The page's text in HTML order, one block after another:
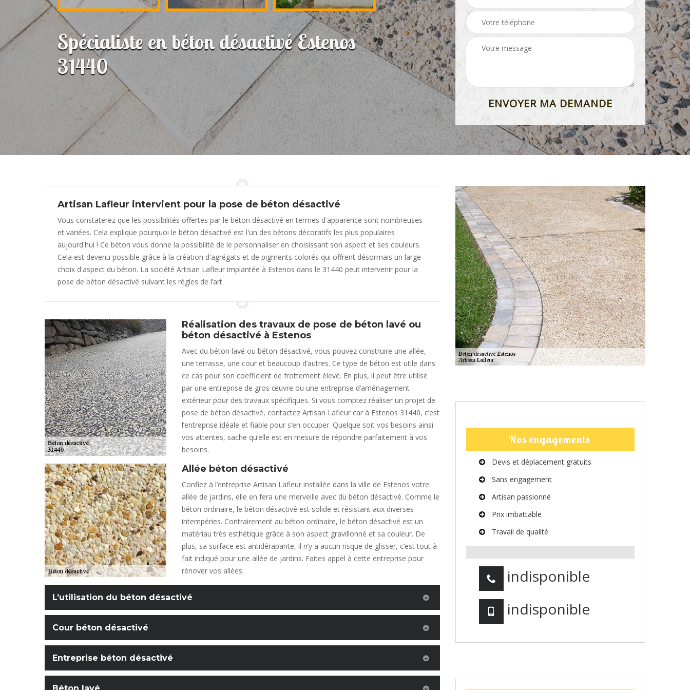
Spécialiste en béton désactivé Estenos
31440
Artisan Lafleur intervient pour la pose de béton désactivé
Vous constaterez que les possibilités offertes par le béton désactivé en termes d'apparence sont nombreuses
et variées. Cela explique pourquoi le béton désactivé est l'un des bétons décoratifs les plus populaires
aujourd'hui ! Ce béton vous donne la possibilité de le personnaliser en choisissant son aspect et ses couleurs.
Cela est devenu possible grâce à la création d'agrégats et de pigments colorés qui offrent désormais un large
choix d'aspect du béton. La société Artisan Lafleur implantée à Estenos dans le 31440 peut intervenir pour la
pose de béton désactivé suivant les règles de l’art.
Réalisation des travaux de pose de béton lavé ou
béton désactivé à Estenos
Avec du béton lavé ou béton désactivé, vous pouvez construire une allée,
une terrasse, une cour et beaucoup d’autres. Ce type de béton est utile dans
ce cas pour son coefficient de frottement élevé. En plus, il peut être utilisé
par une entreprise de gros œuvre ou une entreprise d’aménagement
extérieur pour des travaux spécifiques. Si vous comptez réaliser un projet de
pose de béton désactivé, contactez Artisan Lafleur car à Estenos 31440, c’est
l’entreprise idéale et fiable pour s’en occuper. Quelque soit vos besoins ainsi
vos attentes, sache qu’elle est en mesure de répondre parfaitement à vos
besoins.
Allée béton désactivé
Confiez à l’entreprise Artisan Lafleur installée dans la ville de Estenos votre
allée de jardins, elle en fera une merveille avec du béton désactivé. Comme le
béton ordinaire, le béton désactivé est solide et résistant aux diverses
intempéries. Contrairement au béton ordinaire, le béton désactivé est un
matériau très esthétique grâce à son aspect gravillonné et sa couleur. De
plus, sa surface est antidérapante, il n’y a aucun risque de glisser, c’est tout à
fait indiqué pour une allée de jardins. Faites appel à cette entreprise pour
rénover vos allées.
L’utilisation du béton désactivé
Cour béton désactivé
Entreprise béton désactivé
Nos engagements
Devis et déplacement gratuits
Sans engagement
Artisan passionné
Prix imbattable
Travail de qualité
indisponible
indisponible